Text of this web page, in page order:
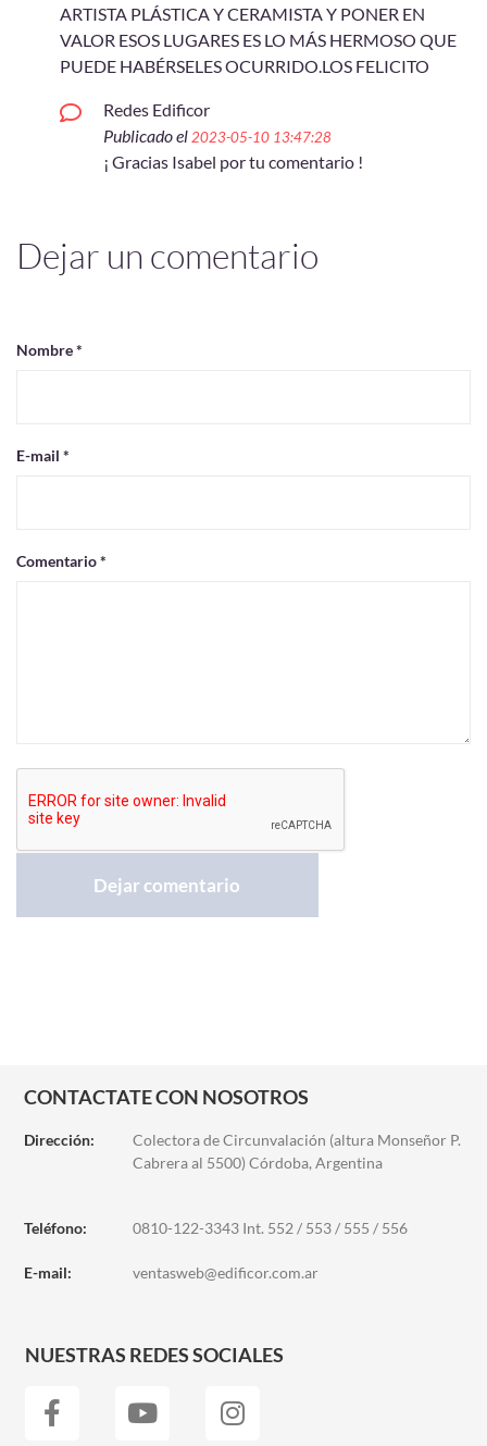
ARTISTA PLÁSTICA Y CERAMISTA Y PONER EN
VALOR ESOS LUGARES ES LO MÁS HERMOSO QUE
PUEDE HABÉRSELES OCURRIDO.LOS FELICITO
Redes Edificor
Publicado el 2023-05-10 13:47:28
¡ Gracias Isabel por tu comentario !
Dejar un comentario
Nombre *
E-mail *
Comentario *
CONTACTATE CON NOSOTROS
Dirección:
Colectora de Circunvalación (altura Monseñor P.
Cabrera al 5500) Córdoba, Argentina
Teléfono: 0810-122-3343 Int. 552 / 553 / 555 / 556
E-mail: ventasweb@edificor.com.ar
NUESTRAS REDES SOCIALES